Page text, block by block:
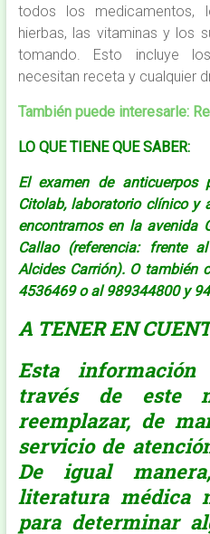
todos los
hierbas, las vitaminas y los
tomando. Esto incluye
necesitan receta y cualquier
También puede interesarle:
LO QUE TIENE QUE SABER:
El examen de anticuerpos
Citolab, laboratorio clínico y
encontrarnos en la avenida
Callao (referencia: frente
Alcides Carrión). O también
4536469 o al 989344800 y
A TENER EN
Esta información
través de este
reemplazar, de
servicio de
De igual
literatura médica
para determinar